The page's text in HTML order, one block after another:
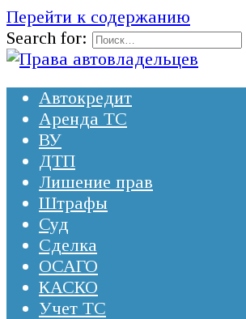
Перейти к содержанию
Search for:
Автокредит
Аренда ТС
ВУ
ДТП
Лишение прав
Штрафы
Суд
Сделка
ОСАГО
КАСКО
Учет ТС